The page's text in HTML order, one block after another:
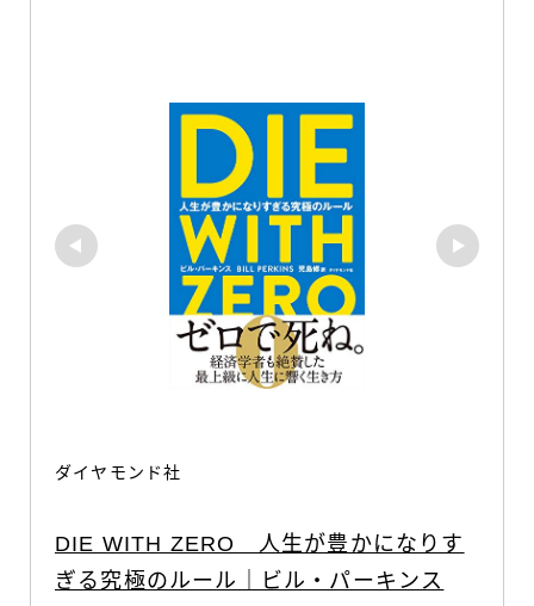
ダイヤモンド社
DIE WITH ZERO　人生が豊かになりす
ぎる究極のルール｜ビル・パーキンス